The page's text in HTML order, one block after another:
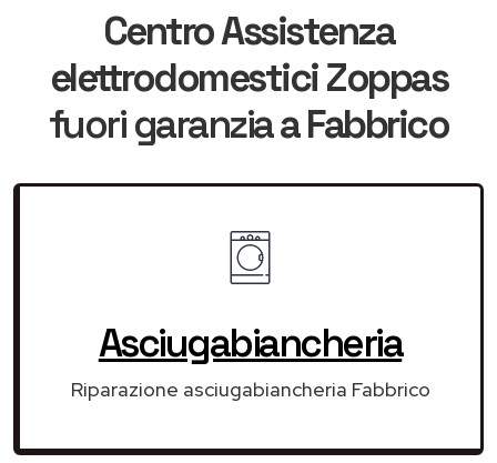
Centro Assistenza
elettrodomestici Zoppas
fuori garanziaa Fabbrico
Asciugabiancheria
Riparazione asciugabiancheria Fabbrico